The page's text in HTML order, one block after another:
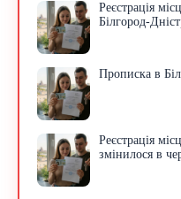
Реєстрація
Білгород-
Прописка в
Реєстрація
змінилося в